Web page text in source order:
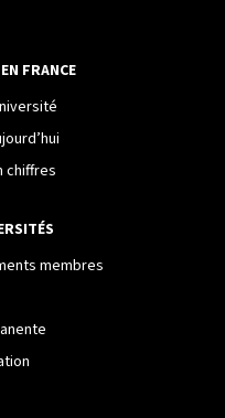
FRANCE
chiffres
membres